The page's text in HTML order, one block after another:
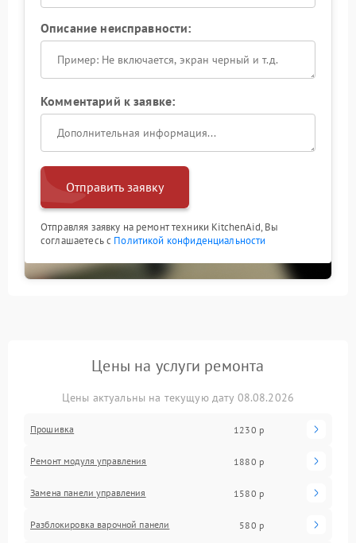
Описание неисправности:
Комментарий к заявке:
Отправить заявку
Отправляя заявку на ремонт техники KitchenAid, Вы
соглашаетесь с Политикой конфиденциальности
Цены на услуги ремонта
Цены актуальны на текущую дату 08.08.2026
Прошивка 1230 р
Ремонт модуля управления 1880 р
Замена панели управления 1580 р
Разблокировка варочной панели 580 р